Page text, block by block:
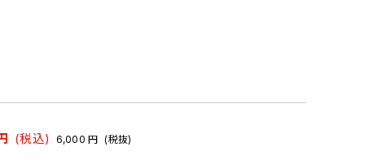
(税込) 6,000 円 (税抜)